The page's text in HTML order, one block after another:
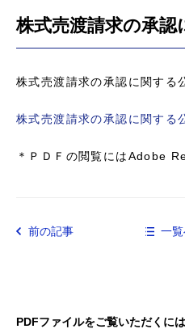
株式売渡請求の承認
株式売渡請求の承認に関する
株式売渡請求の承認に関する
＊ＰＤＦの閲覧にはAdobe
前の記事 一
PDFファイルをご覧いただくに